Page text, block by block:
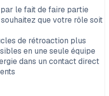
le fait de faire partie
que votre rôle soit
de rétroaction plus
en une seule équipe
dans un contact direct